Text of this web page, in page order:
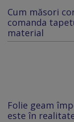
Cum măsori
comanda
material
Folie geam
este în